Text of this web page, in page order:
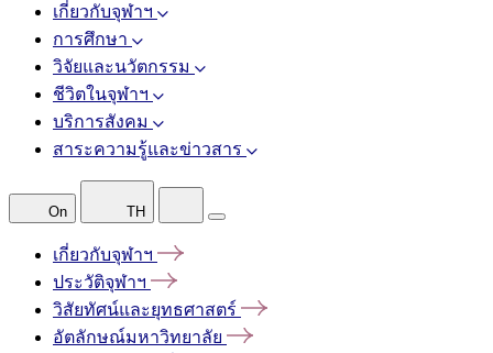
เกี่ยวกับจุฬาฯ
การศึกษา
วิจัยและนวัตกรรม
ชีวิตในจุฬาฯ
บริการสังคม
สาระความรู้และข่าวสาร
On TH
เกี่ยวกับจุฬาฯ
ประวัติจุฬาฯ
วิสัยทัศน์และยุทธศาสตร์
อัตลักษณ์มหาวิทยาลัย